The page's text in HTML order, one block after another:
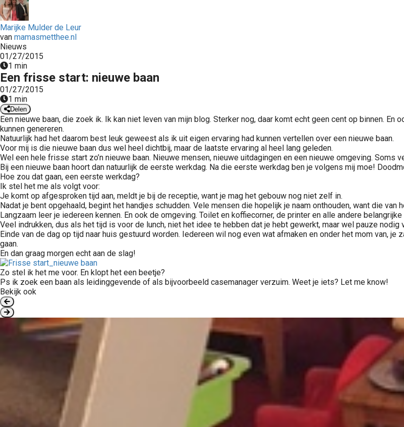
Marijke Mulder de Leur
van mamasmetthee.nl
Nieuws
01/27/2015
1 min
Een frisse start: nieuwe baan
01/27/2015
1 min
Delen
Een nieuwe baan, die zoek ik. Ik kan niet leven van mijn blog. Sterker nog, daar komt echt geen cent op binnen.
kunnen genereren.
Natuurlijk had het daarom best leuk geweest als ik uit eigen ervaring had kunnen vertellen over een nieuwe baan.
Voor mij is die nieuwe baan dus wel heel dichtbij, maar de laatste ervaring al heel lang geleden.
Wel een hele frisse start zo’n nieuwe baan. Nieuwe mensen, nieuwe uitdagingen en een nieuwe omgeving.
Bij een nieuwe baan hoort dan natuurlijk de eerste werkdag. Na die eerste werkdag ben je volgens mij moe!
Hoe zou dat gaan, een eerste werkdag?
Ik stel het me als volgt voor:
Je komt op afgesproken tijd aan, meldt je bij de receptie, want je mag het gebouw nog niet zelf in.
Nadat je bent opgehaald, begint het handjes schudden. Vele mensen die hopelijk je naam onthouden, want die
Langzaam leer je iedereen kennen. En ook de omgeving. Toilet en koffiecorner, de printer en alle andere belangrijke
Veel indrukken, dus als het tijd is voor de lunch, niet het idee te hebben dat je hebt gewerkt, maar wel pauze nodig
Einde van de dag op tijd naar huis gestuurd worden. Iedereen wil nog even wat afmaken en onder het mom van,
gaan.
En dan graag morgen echt aan de slag!
Zo stel ik het me voor. En klopt het een beetje?
Ps ik zoek een baan als leidinggevende of als bijvoorbeeld casemanager verzuim. Weet je iets? Let me know!
Bekijk ook